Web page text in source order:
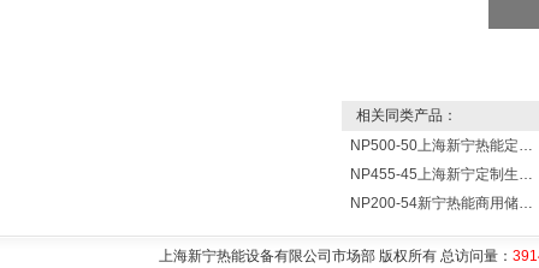
相关同类产品：
NP500-50上海新宁热能定制各式不锈钢水箱容器
NP455-45上海新宁定制生产各式不锈钢容器
NP200-54新宁热能商用储水式电热水器V=200升N=54千瓦
上海新宁热能设备有限公司市场部 版权所有 总访问量：